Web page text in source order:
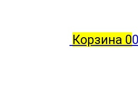
Корзина 0